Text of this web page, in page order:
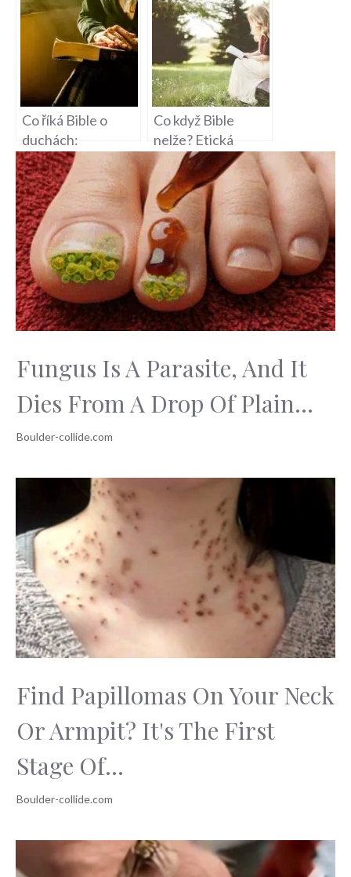
perspektiva na
odměnu ve
věčnosti
knihy
Co říká Bible o
duchách:
Existence a role
duchovních entit v
biblickém světle
Co když Bible
nelže? Etická
otázka a pravdivost
náboženského
textu
Fungus Is A Parasite, And It
Dies From A Drop Of Plain...
Find Papillomas On Your Neck
Or Armpit? It's The First
Stage Of...